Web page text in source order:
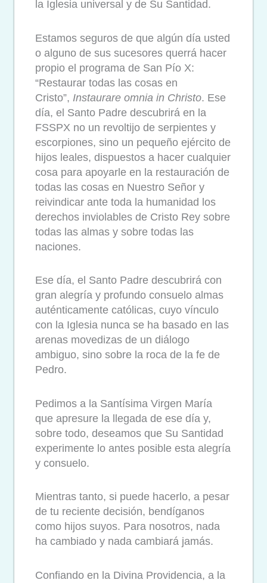
la Iglesia universal y de Su Santidad.
Estamos seguros de que algún día usted
o alguno de sus sucesores querrá hacer
propio el programa de San Pío X:
“Restaurar todas las cosas en
Cristo”, Instaurare omnia in Christo. Ese
día, el Santo Padre descubrirá en la
FSSPX no un revoltijo de serpientes y
escorpiones, sino un pequeño ejército de
hijos leales, dispuestos a hacer cualquier
cosa para apoyarle en la restauración de
todas las cosas en Nuestro Señor y
reivindicar ante toda la humanidad los
derechos inviolables de Cristo Rey sobre
todas las almas y sobre todas las
naciones.
Ese día, el Santo Padre descubrirá con
gran alegría y profundo consuelo almas
auténticamente católicas, cuyo vínculo
con la Iglesia nunca se ha basado en las
arenas movedizas de un diálogo
ambiguo, sino sobre la roca de la fe de
Pedro.
Pedimos a la Santísima Virgen María
que apresure la llegada de ese día y,
sobre todo, deseamos que Su Santidad
experimente lo antes posible esta alegría
y consuelo.
Mientras tanto, si puede hacerlo, a pesar
de tu reciente decisión, bendíganos
como hijos suyos. Para nosotros, nada
ha cambiado y nada cambiará jamás.
Confiando en la Divina Providencia, a la